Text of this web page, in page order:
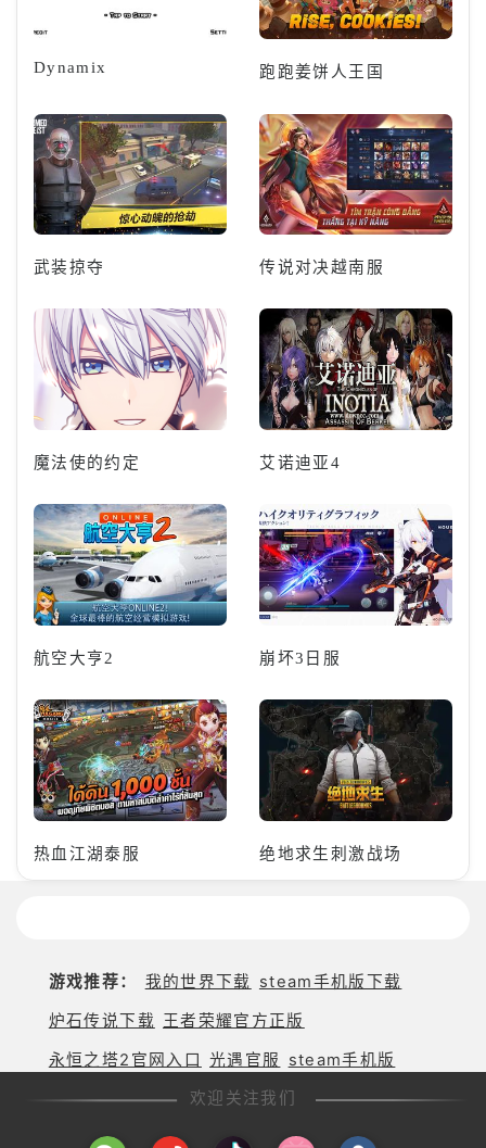
Dynamix 跑跑姜饼人王国
武装掠夺 传说对决越南服
魔法使的约定 艾诺迪亚4
航空大亨2 崩坏3日服
热血江湖泰服 绝地求生刺激战场
游戏推荐： 我的世界下载 steam手机版下载
炉石传说下载 王者荣耀官方正版
永恒之塔2官网入口 光遇官服
steam手机版
欢迎关注我们